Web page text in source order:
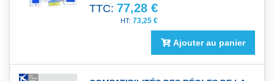
TTC: 77,28 €
73,25 €
Ajouter au panier